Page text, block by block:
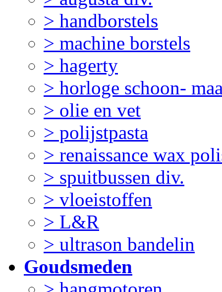
> handborstels
> machine borstels
> hagerty
> horloge schoon-
> olie en vet
> polijstpasta
> renaissance wax
> spuitbussen div.
> vloeistoffen
> L&R
> ultrason bandelin
Goudsmeden